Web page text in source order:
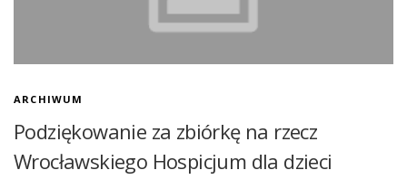
ARCHIWUM
Podziękowanie za zbiórkę na rzecz
Wrocławskiego Hospicjum dla dzieci